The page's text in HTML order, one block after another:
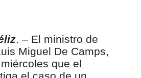
. – El ministro de
Miguel De Camps,
que el